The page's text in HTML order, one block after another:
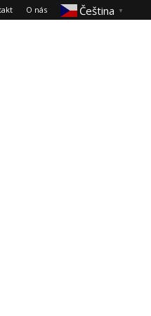
O nás Čeština‎ ▼